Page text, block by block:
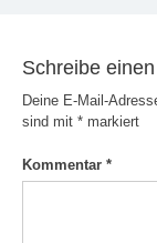
Schreibe
Deine E-Mail-
sind mit *markiert
Kommentar *